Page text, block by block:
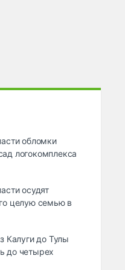
обломки
логокомплекса
осудят
целую семью в
Калуги до Тулы
до четырех